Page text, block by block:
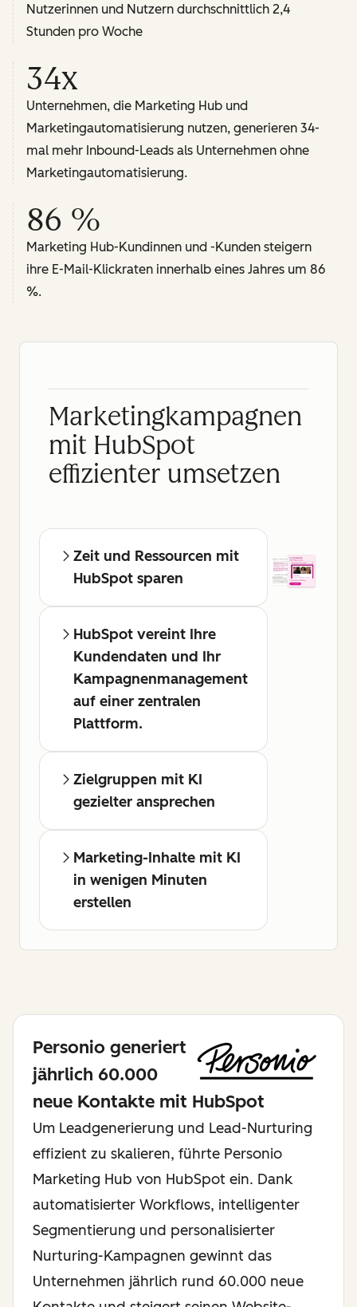
Nutzerinnen und Nutzern durchschnittlich 2,4
Stunden pro Woche
34x
Unternehmen, die Marketing Hub und
Marketingautomatisierung nutzen, generieren 34-
mal mehr Inbound-Leads als Unternehmen ohne
Marketingautomatisierung.
86 %
Marketing Hub-Kundinnen und -Kunden steigern
ihre E-Mail-Klickraten innerhalb eines Jahres um 86
%.
Marketingkampagnen
mit HubSpot
effizienter umsetzen
Zeit und Ressourcen mit
HubSpot sparen
HubSpot vereint Ihre
Kundendaten und Ihr
Kampagnenmanagement
auf einer zentralen
Plattform.
Zielgruppen mit KI
gezielter ansprechen
Marketing-Inhalte mit KI
in wenigen Minuten
erstellen
Personio generiert
jährlich 60.000
neue Kontakte mit HubSpot
Um Leadgenerierung und Lead-Nurturing
effizient zu skalieren, führte Personio
Marketing Hub von HubSpot ein. Dank
automatisierter Workflows, intelligenter
Segmentierung und personalisierter
Nurturing-Kampagnen gewinnt das
Unternehmen jährlich rund 60.000 neue